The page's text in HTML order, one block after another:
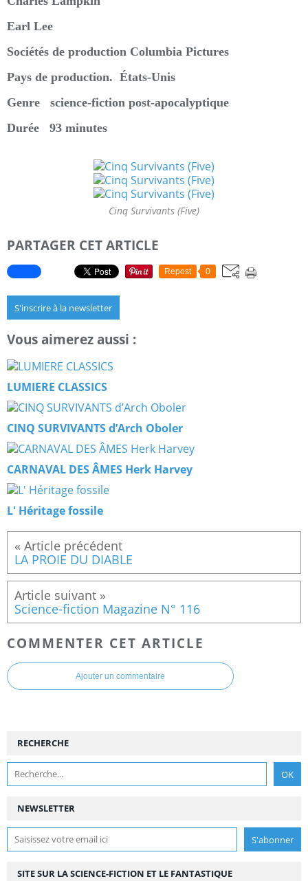
Earl Lee
Sociétés de production Columbia Pictures
Pays de production. États-Unis
Genre science-fiction post-apocalyptique
Durée 93 minutes
Cinq Survivants (Five)
PARTAGER CET ARTICLE
Repost 0
S'inscrire à la newsletter
Vous aimerez aussi :
­LUMIERE CLASSICS
CINQ SURVIVANTS d’Arch Oboler
CARNAVAL DES ÂMES Herk Harvey
L' Héritage fossile
LA PROIE DU DIABLE
Science-fiction Magazine N° 116
COMMENTER CET ARTICLE
Ajouter un commentaire
NEWSLETTER
RECHERCHE
SITE SUR LA SCIENCE-FICTION ET LE FANTASTIQUE